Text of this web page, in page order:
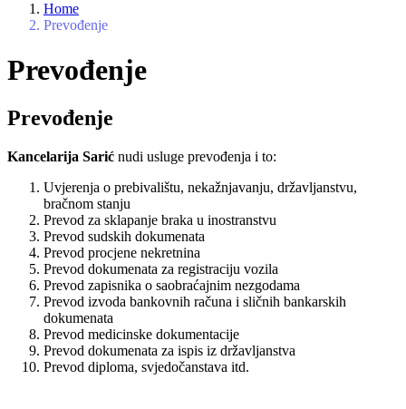
Home
Prevođenje
Prevođenje
Prevođenje
Kancelarija Sarić nudi usluge prevođenja i to:
Uvjerenja o prebivalištu, nekažnjavanju, državljanstvu,
bračnom stanju
Prevod za sklapanje braka u inostranstvu
Prevod sudskih dokumenata
Prevod procjene nekretnina
Prevod dokumenata za registraciju vozila
Prevod zapisnika o saobraćajnim nezgodama
Prevod izvoda bankovnih računa i sličnih bankarskih
dokumenata
Prevod medicinske dokumentacije
Prevod dokumenata za ispis iz državljanstva
Prevod diploma, svjedočanstava itd.